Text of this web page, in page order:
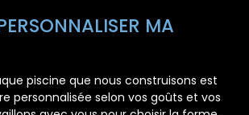
MA
piscine que nous construisons est
personnalisée selon vos goûts et vos